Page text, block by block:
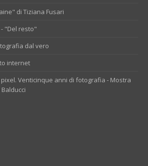
di Tiziana Fusari
"Del resto"
dal vero
internet
pixel. Venticinque anni di fotografia - Mostra